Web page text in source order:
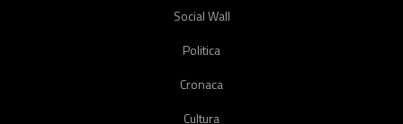
Social Wall
Politica
Cronaca
Cultura